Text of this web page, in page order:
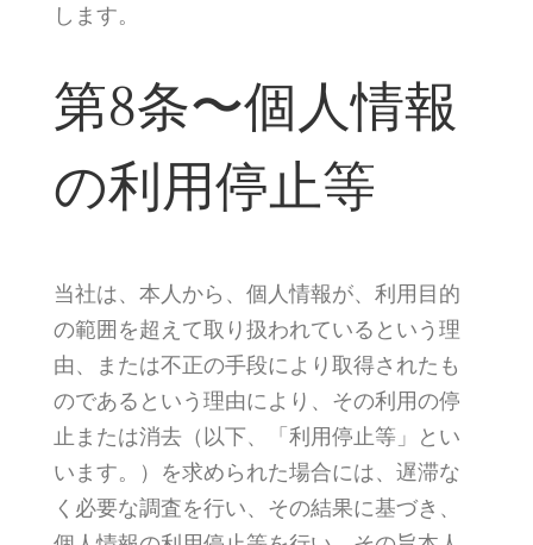
します。
第8条〜個人情報
の利用停止等
当社は、本人から、個人情報が、利用目的
の範囲を超えて取り扱われているという理
由、または不正の手段により取得されたも
のであるという理由により、その利用の停
止または消去（以下、「利用停止等」とい
います。）を求められた場合には、遅滞な
く必要な調査を行い、その結果に基づき、